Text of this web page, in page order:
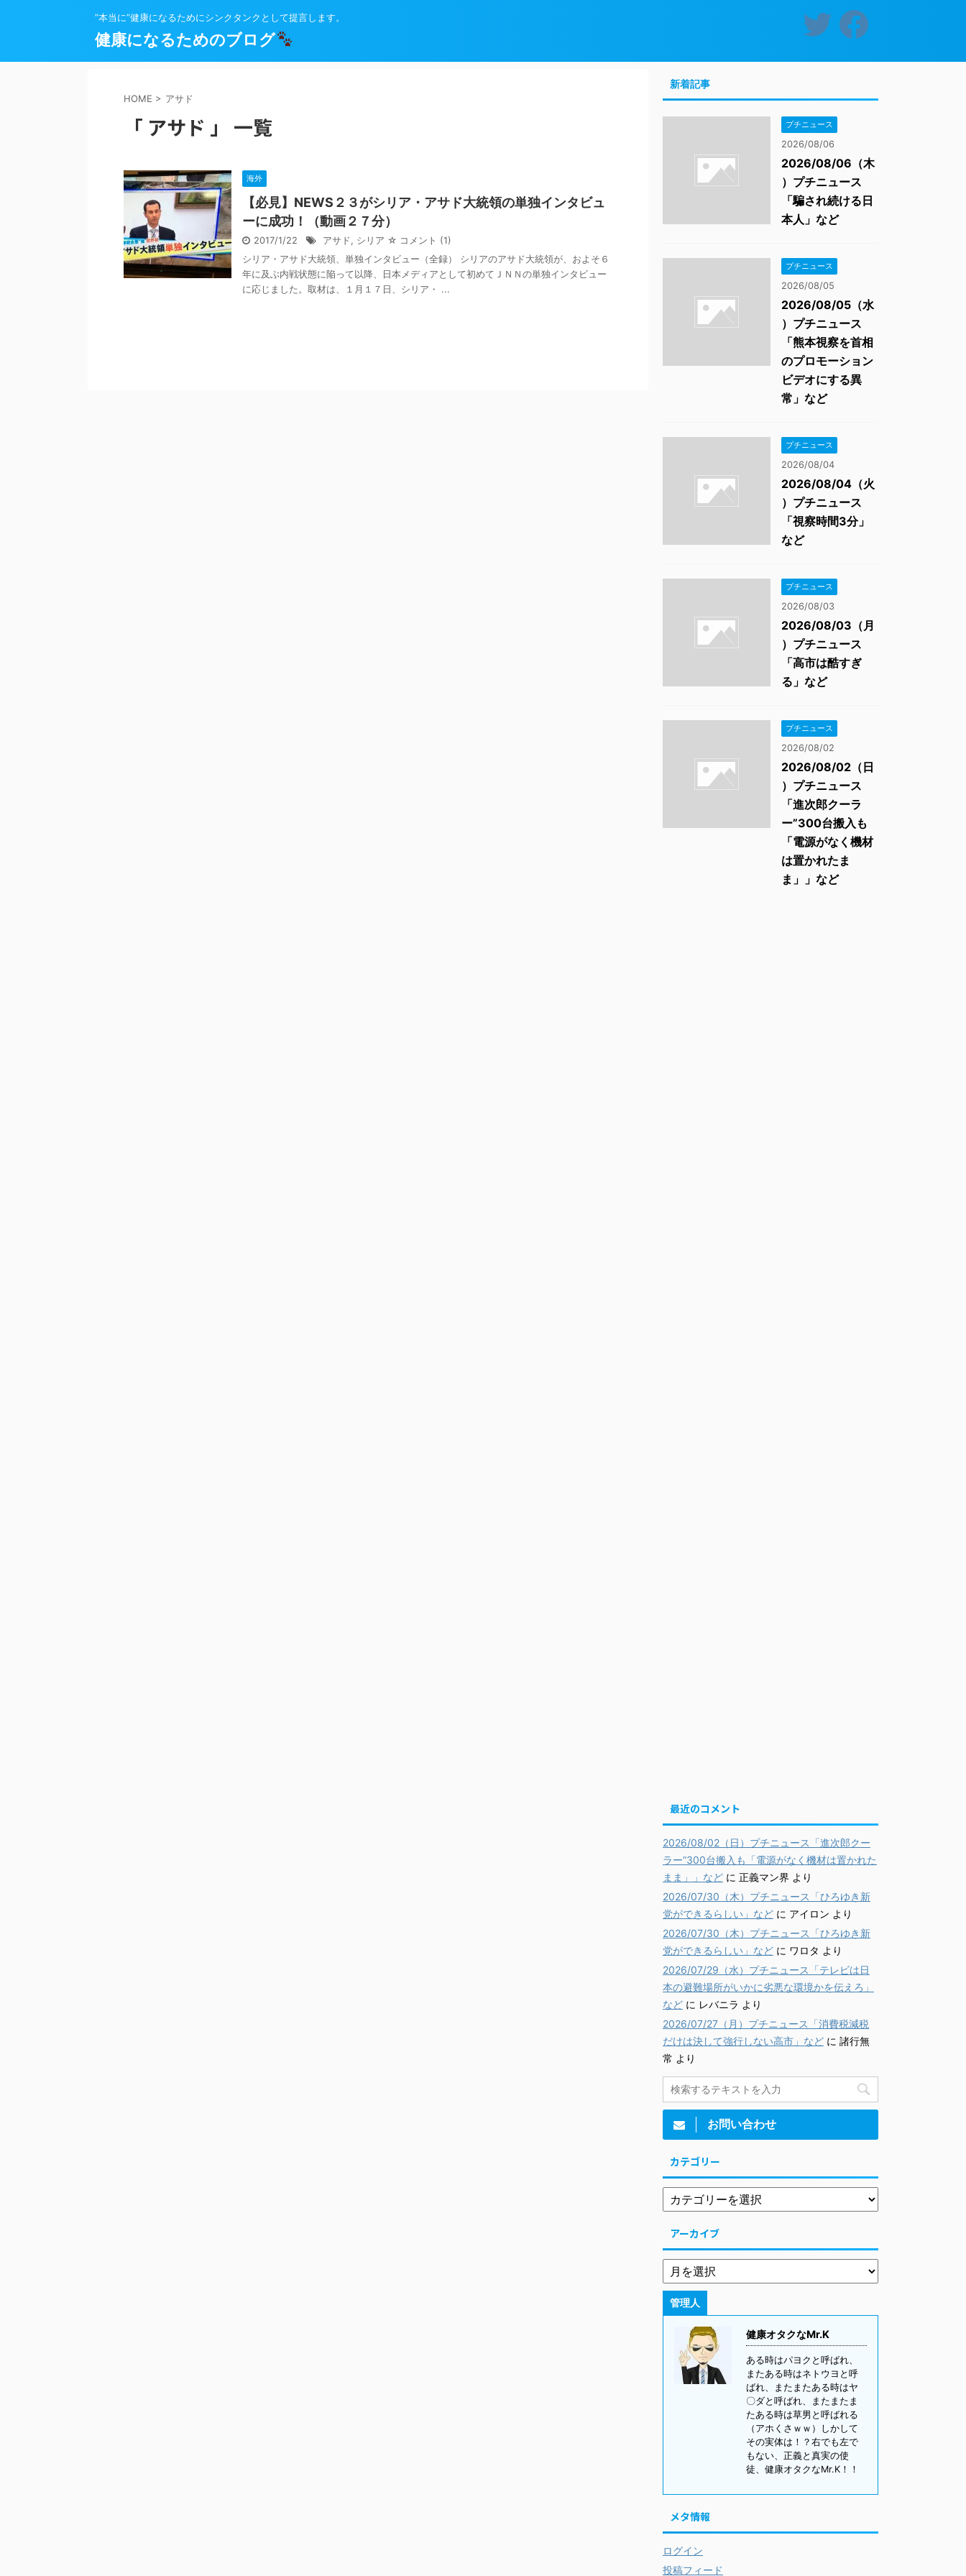
”本当に”健康になるためにシンクタンクとして提言します。
健康になるためのブログ
HOME > アサド
「 アサド 」 一覧
海外
【必見】NEWS２３がシリア・アサド大統領の単独インタビュ
ーに成功！（動画２７分）
2017/1/22 アサド, シリア ☆ コメント (1)
シリア・アサド大統領、単独インタビュー（全録） シリアのアサド大統領が、およそ６
年に及ぶ内戦状態に陥って以降、日本メディアとして初めてＪＮＮの単独インタビュー
に応じました。取材は、１月１７日、シリア・ ...
新着記事
プチニュース
2026/08/06
2026/08/06（木
）プチニュース
「騙され続ける日
本人」など
プチニュース
2026/08/05
2026/08/05（水
）プチニュース
「熊本視察を首相
のプロモーション
ビデオにする異
常」など
プチニュース
2026/08/04
2026/08/04（火
）プチニュース
「視察時間3分」
など
プチニュース
2026/08/03
2026/08/03（月
）プチニュース
「高市は酷すぎ
る」など
プチニュース
2026/08/02
2026/08/02（日
）プチニュース
「進次郎クーラ
ー”300台搬入も
「電源がなく機材
は置かれたま
ま」」など
最近のコメント
2026/08/02（日）プチニュース「進次郎クー
ラー”300台搬入も「電源がなく機材は置かれた
まま」」など に 正義マン界 より
2026/07/30（木）プチニュース「ひろゆき新
党ができるらしい」など に アイロン より
2026/07/30（木）プチニュース「ひろゆき新
党ができるらしい」など に ワロタ より
2026/07/29（水）プチニュース「テレビは日
本の避難場所がいかに劣悪な環境かを伝えろ」
など に レバニラ より
2026/07/27（月）プチニュース「消費税減税
だけは決して強行しない高市」など に 諸行無
常 より
お問い合わせ
カテゴリー
アーカイブ
管理人
健康オタクなMr.K
ある時はパヨクと呼ばれ、
またある時はネトウヨと呼
ばれ、またまたある時はヤ
〇ダと呼ばれ、またまたま
たある時は草男と呼ばれる
（アホくさｗｗ）しかして
その実体は！？右でも左で
もない、正義と真実の使
徒、健康オタクなMr.K！！
メタ情報
ログイン
投稿フィード